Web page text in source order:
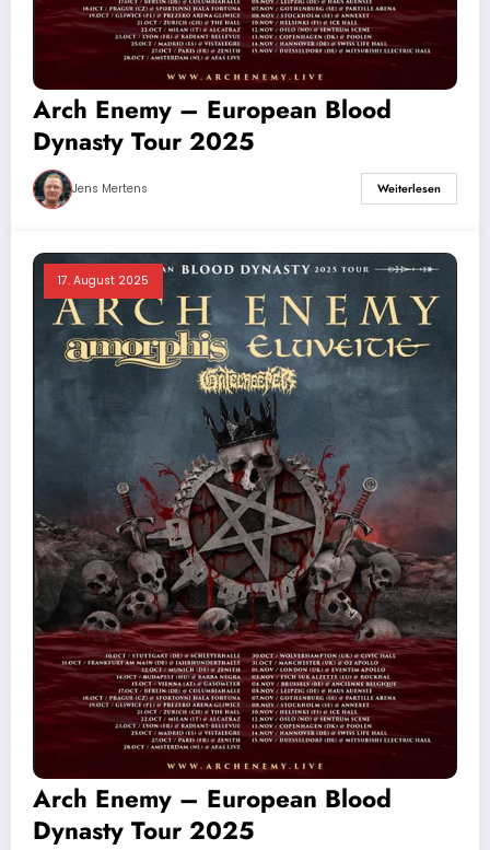
Arch Enemy – European Blood
Dynasty Tour 2025
Jens Mertens Weiterlesen
17. August 2025
Arch Enemy – European Blood
Dynasty Tour 2025